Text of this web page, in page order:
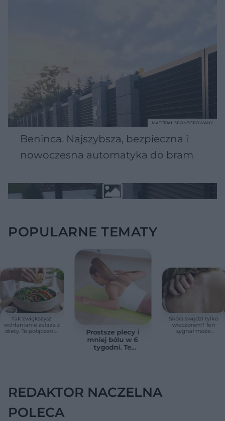
Beninca. Najszybsza, bezpieczna i
nowoczesna automatyka do bram
MATERIAŁ SPONSOROWANY
POPULARNE TEMATY
Tak zwiększysz
wchłanianie żelaza z
diety. Te połączenia
Prostsze plecy i
mniej bólu w 6
tygodni. Te
Skóra swędzi tylko
wieczorem? Ten
sygnał może
REDAKTOR NACZELNA
POLECA